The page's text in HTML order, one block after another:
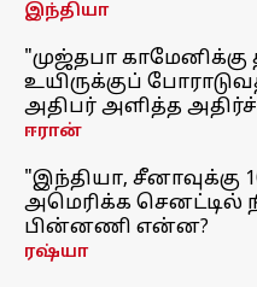
இந்தியா
"முஜ்தபா காமேனிக்கு
உயிருக்குப்
அதிபர் அளித்த
ஈரான்
"இந்தியா, சீனாவுக்கு
அமெரிக்க செனட்டில்
பின்னணி என்ன?
ரஷ்யா